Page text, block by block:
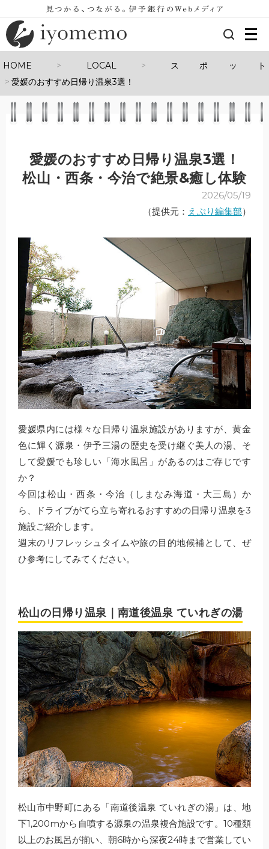
メ
を
開
HOME LOCAL
スポット
愛媛のおすすめ日帰り温泉3選！
愛媛のおすすめ日帰り温泉3選！
松山・西条・今治で絶景&癒し体験
2026/05/19
（提供元： えぷり編集部）
愛媛県内には様々な日帰り温泉施設がありますが、黄金
色に輝く源泉・伊予三湯の歴史を受け継ぐ美人の湯、そ
して愛媛でも珍しい「海水風呂」があるのはご存じです
か？
今回は松山・西条・今治（しまなみ海道・大三島）か
ら、ドライブがてら立ち寄れるおすすめの日帰り温泉を3
施設ご紹介します。
週末のリフレッシュタイムや旅の目的地候補として、ぜ
ひ参考にしてみてください。
松山の日帰り温泉｜南道後温泉 ていれぎの湯
松山市中野町にある「南道後温泉 ていれぎの湯」は、地
下1,200mから自噴する源泉の温泉複合施設です。10種類
以上のお風呂が揃い、朝6時から深夜24時まで営業してい